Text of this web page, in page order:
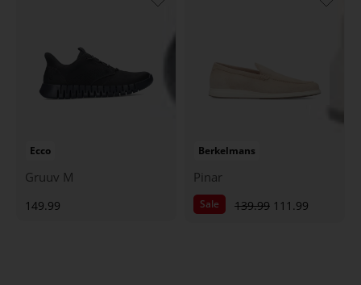
Ecco
Gruuv M
149.99
Berkelmans
Pinar
Sale 139.99 111.99